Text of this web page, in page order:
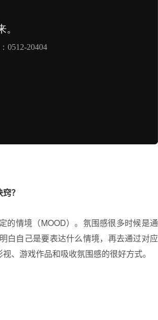
？
的情境（MOOD）。氛围感很多时候是通
白自己是要表达什么情境，再去通过对应
、游戏作品和吸收氛围感的很好方式。